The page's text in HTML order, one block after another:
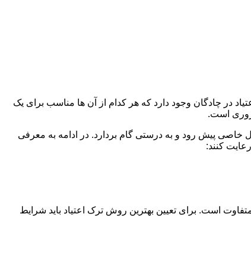
در چادگان وجود دارد که هر کدام از آن ها مناسب برای یک
است.
خاصی پیش رود و به درستی گام بردارد. در ادامه به معرفی
کنند:
است. برای تعیین بهترین روش ترک اعتیاد باید شرایط